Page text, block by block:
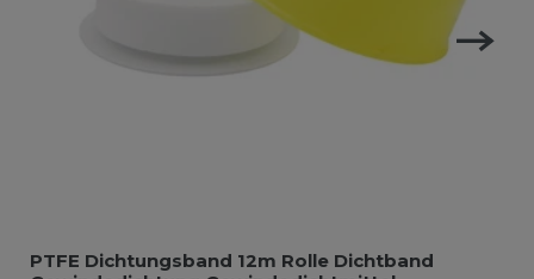
PTFE Dichtungsband 12m Rolle Dichtband